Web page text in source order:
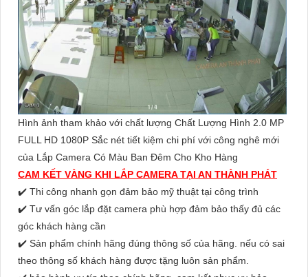
Hình ảnh tham khảo với chất lượng Chất Lượng Hình 2.0 MP
FULL HD 1080P Sắc nét tiết kiệm chi phí với công nghê mới
của Lắp Camera Có Màu Ban Đêm Cho Kho Hàng
CAM KẾT VÀNG KHI LẮP CAMERA TẠI AN THÀNH PHÁT
✔️ Thi công nhanh gọn đảm bảo mỹ thuật tại công trình
✔️ Tư vấn góc lắp đặt camera phù hợp đảm bảo thấy đủ các
góc khách hàng cần
✔️ Sản phẩm chính hãng đúng thông số của hãng. nếu có sai
theo thông số khách hàng được tặng luôn sản phẩm.